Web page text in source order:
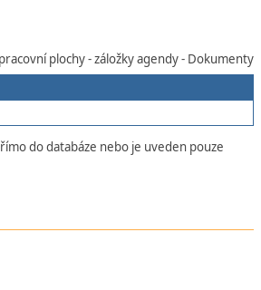
plochy - záložky agendy - Dokumenty
do databáze nebo je uveden pouze